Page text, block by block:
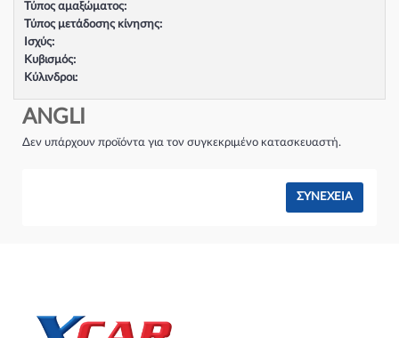
Τύπος αμαξώματος:
Τύπος μετάδοσης κίνησης:
Ισχύς:
Κυβισμός:
Κύλινδροι:
Τύπος κινητήρα:
ANGLI
Δεν υπάρχουν προϊόντα για τον συγκεκριμένο κατασκευαστή.
ΣΥΝΈΧΕΙΑ